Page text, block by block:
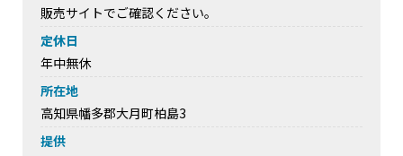
販売サイトでご確認ください。
定休日
年中無休
所在地
高知県幡多郡大月町柏島3
提供